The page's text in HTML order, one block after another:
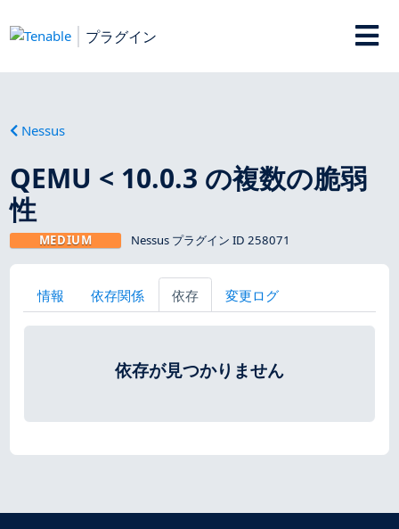
プラグイン
Nessus
QEMU < 10.0.3 の複数の脆弱
性
MEDIUM Nessus プラグイン ID 258071
情報 依存関係 依存 変更ログ
依存が見つかりません